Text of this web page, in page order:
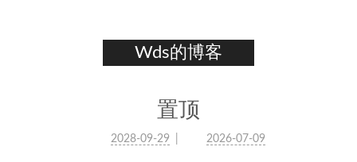
Wds的博客
置顶
2028-09-29 2026-07-09